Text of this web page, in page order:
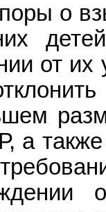
о
от
также